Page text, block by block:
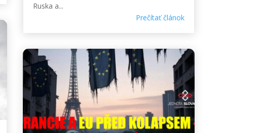
Ruska a...
Prečítať článok